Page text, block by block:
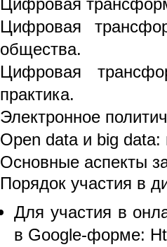
Цифровая
Цифровая
общества.
Цифровая
практика.
Электронное
Open data и big
Основные аспекты
Порядок участия в
Для участия в
в Google-форме: